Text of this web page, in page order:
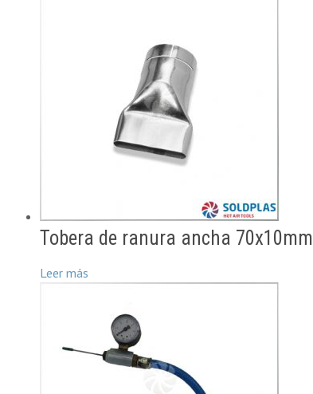
Tobera de ranura ancha 70x10mm
Leer más